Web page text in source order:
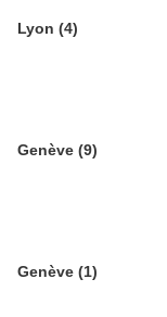
Lyon (4)
Genève (9)
Genève (1)